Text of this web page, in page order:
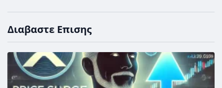
Διαβαστε Επισης